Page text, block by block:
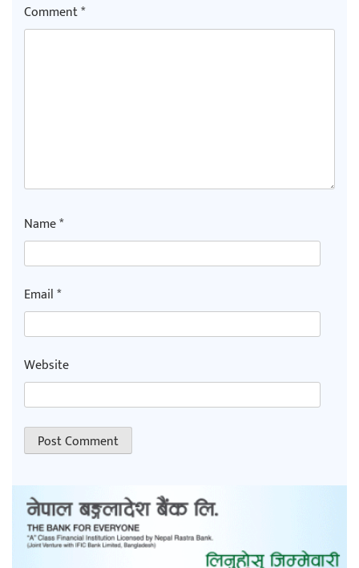
Comment*
Name*
Email*
Website